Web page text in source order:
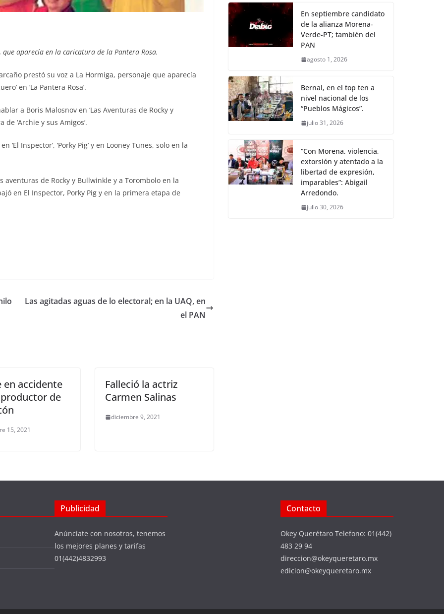
aparecía en la caricatura de la Pantera Rosa.
prestó su voz a La Hormiga, personaje que aparecía
en ‘La Pantera Rosa’.
a Boris Malosnov en ‘Las Aventuras de Rocky y
‘Archie y sus Amigos’.
Inspector’, ‘Porky Pig’ y en Looney Tunes, solo en la
aventuras de Rocky y Bullwinkle y a Torombolo en la
en El Inspector, Porky Pig y en la primera etapa de
Las agitadas aguas de lo electoral; en la UAQ, en
el PAN
en accidente
de
15, 2021
Falleció la actriz
Carmen Salinas
diciembre 9, 2021
En septiembre candidato
de la alianza Morena-
Verde-PT; también del
PAN
agosto 1, 2026
Bernal, en el top ten a
nivel nacional de los
“Pueblos Mágicos”.
julio 31, 2026
“Con Morena, violencia,
extorsión y atentado a la
libertad de expresión,
imparables”: Abigail
Arredondo.
julio 30, 2026
Publicidad
Anúnciate con nosotros, tenemos
los mejores planes y tarifas
01(442)4832993
Contacto
Okey Querétaro Telefono: 01(442)
483 29 94
direccion@okeyqueretaro.mx
edicion@okeyqueretaro.mx